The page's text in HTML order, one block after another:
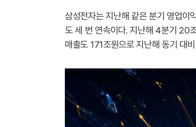
삼성전자는 지난해 같은 분기 영업이
도 세 번 연속이다. 지난해 4분기
매출도 171조원으로 지난해 동기 대